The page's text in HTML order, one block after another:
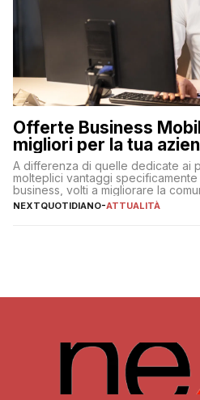
Offerte Business
migliori per la tua
A differenza di quelle dedicate ai
molteplici vantaggi
business, volti a migliorare la
degli utenti
NEXTQUOTIDIANO-ATTUALITÀ